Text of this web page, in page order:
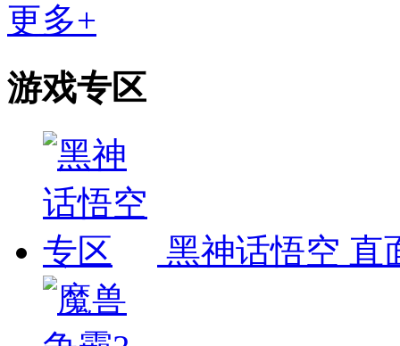
更多+
游戏专区
黑神话悟空 直